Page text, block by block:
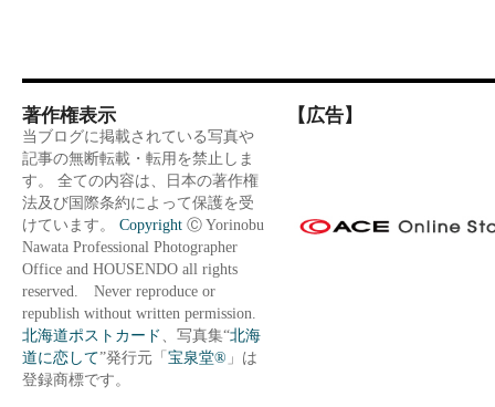
著作権表示
当ブログに掲載されている写真や
記事の無断転載・転用を禁止しま
す。 全ての内容は、日本の著作権
法及び国際条約によって保護を受
けています。 Copyright Ⓒ Yorinobu
Nawata Professional Photographer
Office and HOUSENDO all rights
reserved. Never reproduce or
republish without written permission.
北海道ポストカード
、写真集“北海
道に恋して”発行元「 宝泉堂® 」は
登録商標です。
【広告】